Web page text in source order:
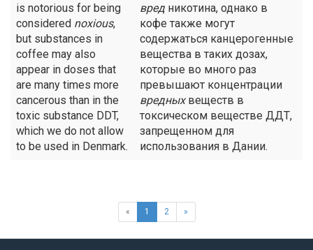
is notorious for being
considered noxious,
but substances in
coffee may also
appear in doses that
are many times more
cancerous than in the
toxic substance DDT,
which we do not allow
to be used in Denmark.
вред никотина, однако в
кофе также могут
содержаться канцерогенные
вещества в таких дозах,
которые во много раз
превышают концентрации
вредныхвеществ в
токсическом веществе ДДТ,
запрещенном для
использования в Дании.
« 1 2 »